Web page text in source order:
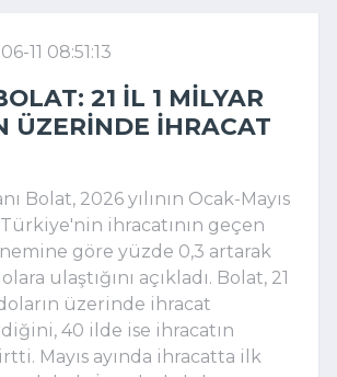
11 08:51:13
21 IL 1 MILYAR
ÜZERINDE IHRACAT
Bolat, 2026 yılının Ocak-Mayıs
ihracatının geçen
göre yüzde 0,3 artarak
ulaştığını açıkladı. Bolat, 21
üzerinde ihracat
40 ilde ise ihracatın
Mayıs ayında ihracatta ilk